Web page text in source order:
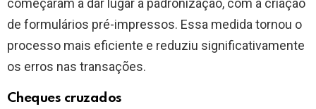
começaram a dar lugar à padronização, com a criação
de formulários pré-impressos. Essa medida tornou o
processo mais eficiente e reduziu significativamente
os erros nas transações.
Cheques cruzados